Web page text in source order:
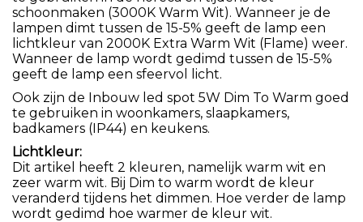
schoonmaken (3000K Warm Wit). Wanneer je de
lampen dimt tussen de 15-5% geeft de lamp een
lichtkleur van 2000K Extra Warm Wit (Flame) weer.
Wanneer de lamp wordt gedimd tussen de 15-5%
geeft de lamp een sfeervol licht.
Ook zijn de Inbouw led spot 5W Dim To Warm goed
te gebruiken in woonkamers, slaapkamers,
badkamers (IP44) en keukens.
Lichtkleur:
Dit artikel heeft 2 kleuren, namelijk warm wit en
zeer warm wit. Bij Dim to warm wordt de kleur
veranderd tijdens het dimmen. Hoe verder de lamp
wordt gedimd hoe warmer de kleur wit.